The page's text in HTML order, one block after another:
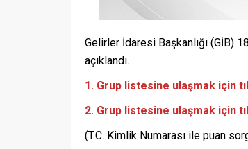
Gelirler İdaresi Başkanlığı (GİB)
açıklandı.
1. Grup listesine ulaşmak için
2. Grup listesine ulaşmak için
(T.C. Kimlik Numarası ile puan